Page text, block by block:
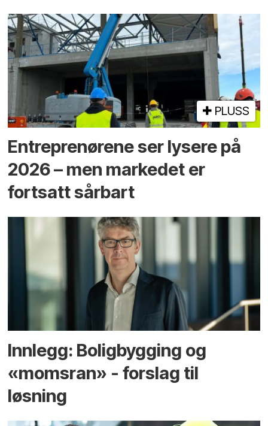
PLUSS
Entreprenørene ser lysere på
2026 – men markedet er
fortsatt sårbart
Innlegg: Boligbygging og
«momsran» - forslag til
løsning